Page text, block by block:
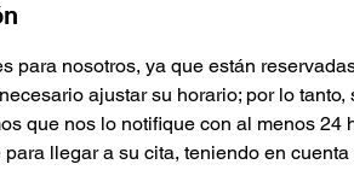
para nosotros, ya que están
ajustar su horario; por lo
que nos lo notifique con al menos 24
llegar a su cita, teniendo en